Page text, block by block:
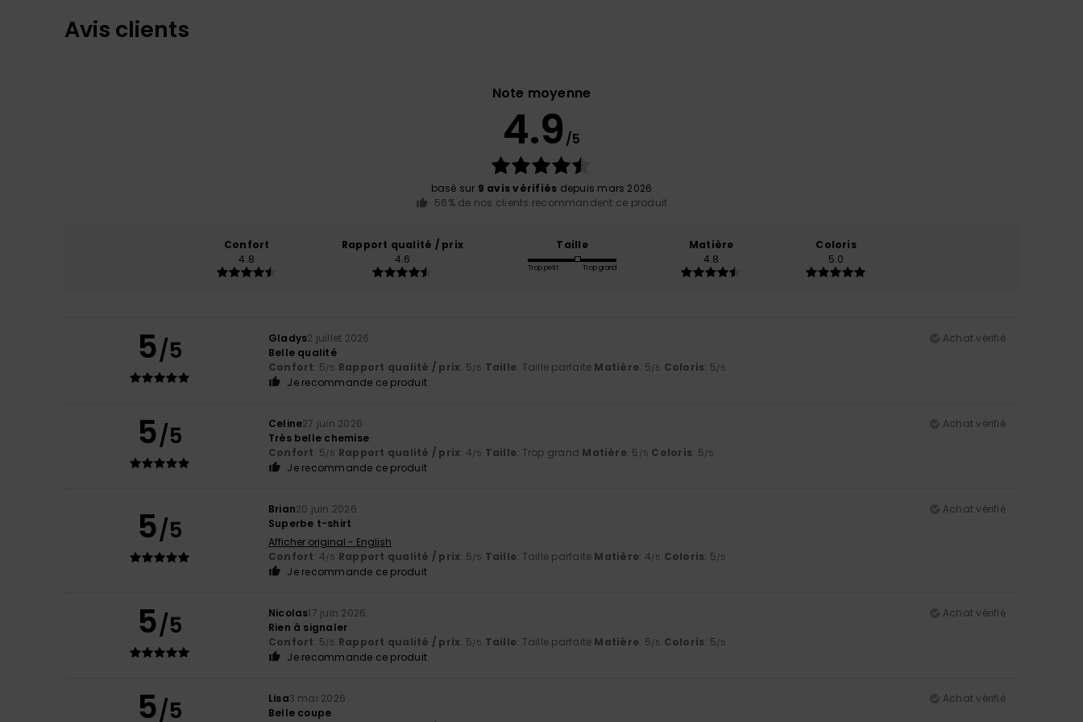
Avis clients
Note moyenne
4.9 /5
basé sur 9 avis vérifiés depuis mars 2026
56% de nos clients recommandent ce produit
Confort
4.8
Rapport qualité / prix
4.6
Taille
Trop petit Trop grand
Matière
4.8
Coloris
5.0
5/5 Gladys2 juillet 2026
Achat vérifié
Belle qualité
Confort: 5/5 Rapport qualité / prix: 5/5 Taille: Taille parfaite Matière: 5/5 Coloris: 5/5
Je recommande ce produit
5/5 Celine27 juin 2026
Achat vérifié
Très belle chemise
Confort: 5/5 Rapport qualité / prix: 4/5 Taille: Trop grand Matière: 5 /5 Coloris: 5/5
Je recommande ce produit
5/5
Brian20 juin 2026
Achat vérifié
Superbe t-shirt
Afficher original - English
Confort: 4/5 Rapport qualité / prix: 5/5 Taille: Taille parfaite Matière: 4/5 Coloris: 5/5
Je recommande ce produit
5/5 Nicolas17 juin 2026
Achat vérifié
Rien à signaler
Confort: 5/5 Rapport qualité / prix: 5/5 Taille: Taille parfaite Matière: 5/5 Coloris: 5/5
Je recommande ce produit
5/5 Lisa3 mai 2026
Achat vérifié
Belle coupe